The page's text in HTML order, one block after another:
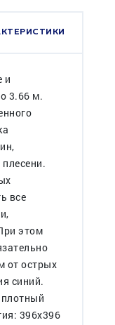
и
3.66 м.
все
этом
от острых
синий.
396х396